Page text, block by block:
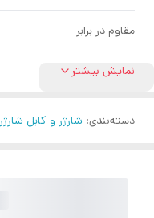
مقاوم در برابر
نمایش بیشتر
دسته‌بندی: شارژر و کابل شارژر